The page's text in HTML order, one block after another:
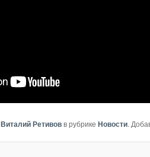
Виталий Ретивовв рубрике Новости.